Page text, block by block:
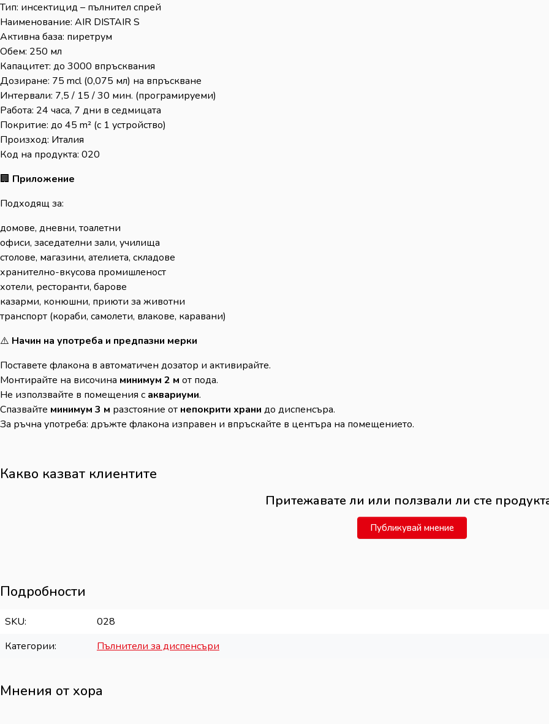
Тип: инсектицид – пълнител спрей
Наименование: AIR DISTAIR S
Активна база: пиретрум
Обем: 250 мл
Капацитет: до 3000 впръсквания
Дозиране: 75 mcl (0,075 мл) на впръскване
Интервали: 7,5 / 15 / 30 мин. (програмируеми)
Работа: 24 часа, 7 дни в седмицата
Покритие: до 45 m² (с 1 устройство)
Произход: Италия
Код на продукта: 020
🏢 Приложение
Подходящ за:
домове, дневни, тоалетни
офиси, заседателни зали, училища
столове, магазини, ателиета, складове
хранително-вкусова промишленост
хотели, ресторанти, барове
казарми, конюшни, приюти за животни
транспорт (кораби, самолети, влакове, каравани)
⚠️ Начин на употреба и предпазни мерки
Поставете флакона в автоматичен дозатор и активирайте.
Монтирайте на височина минимум 2 м от пода.
Не използвайте в помещения с аквариуми.
Спазвайте минимум 3 м разстояние от непокрити храни до диспенсъра.
За ръчна употреба: дръжте флакона изправен и впръскайте в центъра на помещението.
Какво казват клиентите
Притежавате ли или ползвали ли сте
Публикувай мнение
Подробности
SKU
028
Категории
Пълнители за диспенсъри
Мнения от хора